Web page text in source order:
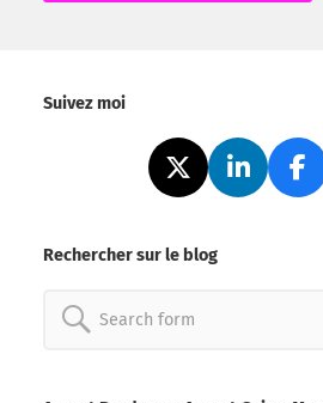
Suivez moi
Rechercher sur le blog
Search